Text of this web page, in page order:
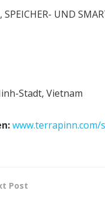
UND
Stadt, Vietnam
Post